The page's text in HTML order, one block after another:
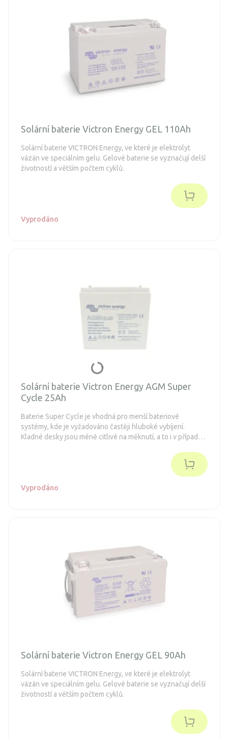
Solární baterie Victron Energy GEL 110Ah
Solární baterie VICTRON Energy, ve které je elektrolyt
vázán ve speciálním gelu. Gelové baterie se vyznačují delší
životností a větším počtem cyklů.
Vyprodáno
Solární baterie Victron Energy AGM Super
Cycle 25Ah
Baterie Super Cycle je vhodná pro menší bateriové
systémy, kde je vyžadováno častěji hluboké vybíjení.
Kladné desky jsou méně citlivé na měknutí, a to i v případě
Vyprodáno
Solární baterie Victron Energy GEL 90Ah
Solární baterie VICTRON Energy, ve které je elektrolyt
vázán ve speciálním gelu. Gelové baterie se vyznačují delší
životností a větším počtem cyklů.